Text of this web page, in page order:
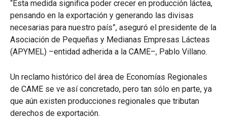
“Esta medida significa poder crecer en producción láctea,
pensando en la exportación y generando las divisas
necesarias para nuestro país”, aseguró el presidente de la
Asociación de Pequeñas y Medianas Empresas Lácteas
(APYMEL) –entidad adherida a la CAME–, Pablo Villano.
Un reclamo histórico del área de Economías Regionales
de CAME se ve así concretado, pero tan sólo en parte, ya
que aún existen producciones regionales que tributan
derechos de exportación.